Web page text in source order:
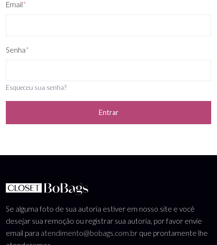
Email*
Senha*
Esqueceu sua senha?
Entrar
Se alguma foto de sua autoria estiver em nosso site e você
desejar sua remoção ou registrar sua autoria, por favor envie
email para atendimento@bobags.com.br que prontamente lhe